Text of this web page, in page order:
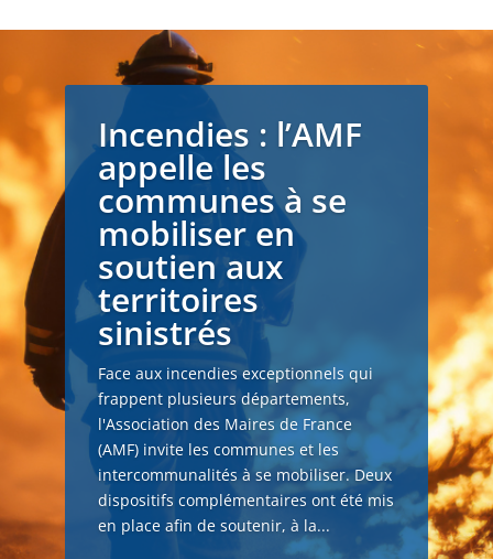
Incendies : l’AMF
appelle les
communes à se
mobiliser en
soutien aux
territoires
sinistrés
Face aux incendies exceptionnels qui
frappent plusieurs départements,
l'Association des Maires de France
(AMF) invite les communes et les
intercommunalités à se mobiliser. Deux
dispositifs complémentaires ont été mis
en place afin de soutenir, à la...